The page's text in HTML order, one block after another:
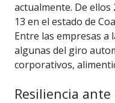
actualmente. De ellos
13 en el estado de
Entre las empresas a
algunas del giro
corporativos,
Resiliencia ante